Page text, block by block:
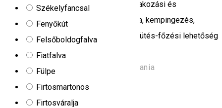
Székelyfancsal
Fenyőkút
Felsőboldogfalva
Fiatfalva
Fülpe
Firtosmartonos
Firtosváralja
alkalmas iskolai táboroztatáshoz. Szórakozási és
kikapcsolódási lehetőségek: sportpálya, kempingezés,
tábortűz. A tábor területén szabadtéri sütés-főzési lehetőség
Strada Carpați, Borsec 535300, Romania
Kemping Étterem
Nyitva